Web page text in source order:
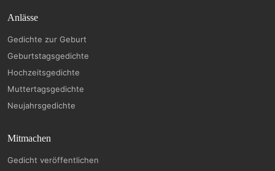
Anlässe
Gedichte zur Geburt
Geburtstagsgedichte
Hochzeitsgedichte
Muttertagsgedichte
Neujahrsgedichte
Mitmachen
Gedicht veröffentlichen